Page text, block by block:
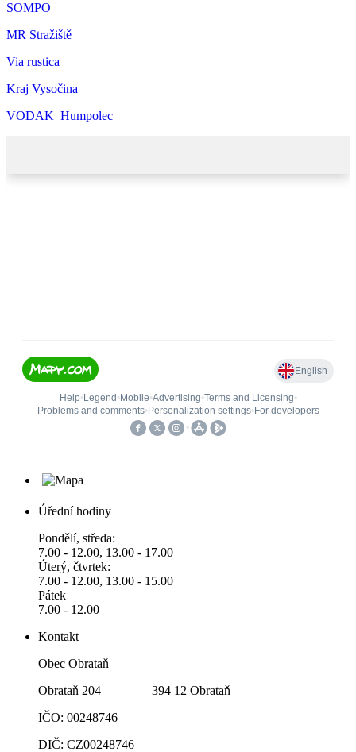
SOMPO
MR Stražiště
Via rustica
Kraj Vysočina
VODAK_Humpolec
Úřední hodiny
Pondělí, středa:
7.00 - 12.00, 13.00 - 17.00
Úterý, čtvrtek:
7.00 - 12.00, 13.00 - 15.00
Pátek
7.00 - 12.00
Kontakt
Obec Obrataň
Obrataň 204 394 12 Obrataň
IČO: 00248746
DIČ: CZ00248746